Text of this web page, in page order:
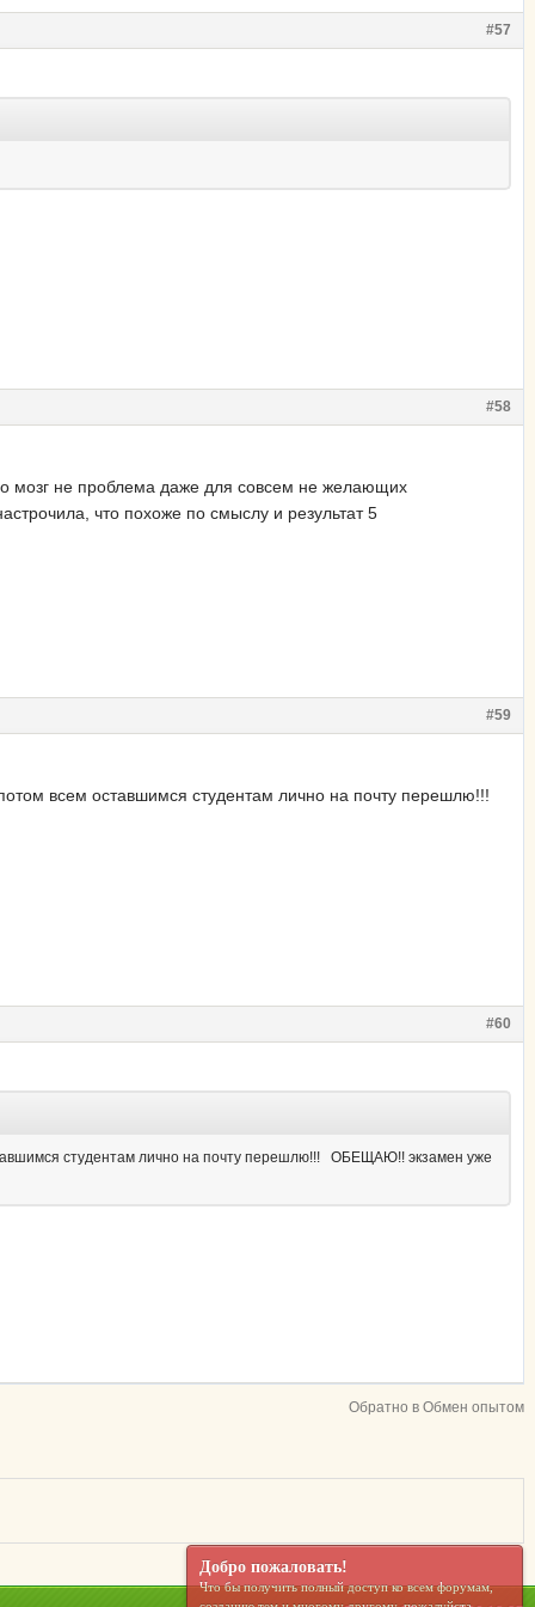
#57
#58
мозг не проблема даже для совсем не желающих
что похоже по смыслу и результат 5
#59
всем оставшимся студентам лично на почту перешлю!!!
#60
студентам лично на почту перешлю!!! ОБЕЩАЮ!! экзамен уже
Обратно в Обмен опытом
Добро пожаловать!
Что бы получить полный доступ ко всем форумам,